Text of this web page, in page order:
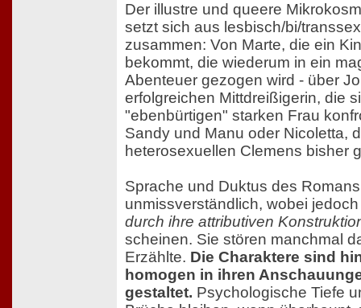
Der illustre und queere
setzt sich aus lesbisch/bi/
zusammen: Von Marte, die ein
bekommt, die wiederum in ein
Abenteuer gezogen wird - über
erfolgreichen Mittdreißigerin, die
"ebenbürtigen" starken Frau
Sandy und Manu oder Nicoletta,
heterosexuellen Clemens bisher
Sprache und Duktus des
unmissverständlich, wobei
durch ihre attributiven
scheinen. Sie stören manchmal
Erzählte. Die Charaktere sind
homogen in ihren
gestaltet. Psychologische Tiefe